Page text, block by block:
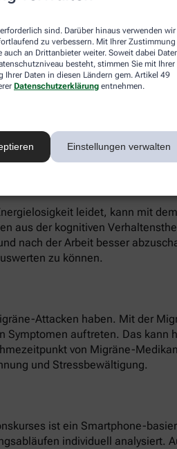
sind. Darüber hinaus verwenden wir
zu verbessern. Mit Ihrer Zustimmung
an Drittanbieter weiter. Soweit dabei
besteht, stimmen Sie mit Ihrer
Daten in diesen Ländern gem. Artikel 49
Datenschutzerklärung entnehmen.
Einstellungen verwalten
App gibt’s im App Store
leidet, kann mit
aus der kognitiven
nach der Arbeit besser
zu können.
Attacken haben. Mit der
auftreten. Das kann
von Migräne-
und Stressbewältigung.
ist ein Smartphone-
individuell analysiert.